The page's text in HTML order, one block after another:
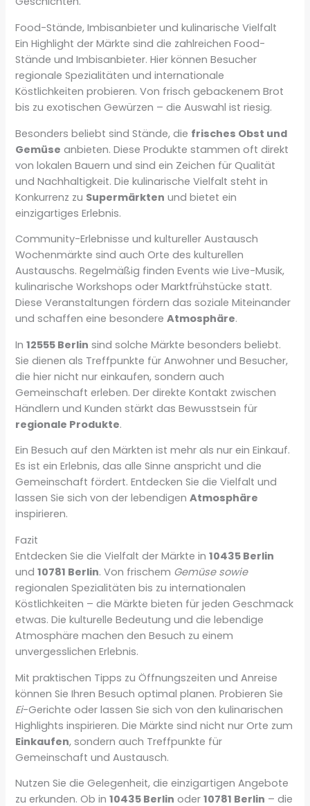
Food-Stände, Imbisanbieter und kulinarische Vielfalt
Ein Highlight der Märkte sind die zahlreichen Food-
Stände und Imbisanbieter. Hier können Besucher
regionale Spezialitäten und internationale
Köstlichkeiten probieren. Von frisch gebackenem Brot
bis zu exotischen Gewürzen – die Auswahl ist riesig.
Besonders beliebt sind Stände, die frisches Obst und
Gemüse anbieten. Diese Produkte stammen oft direkt
von lokalen Bauern und sind ein Zeichen für Qualität
und Nachhaltigkeit. Die kulinarische Vielfalt steht in
Konkurrenz zu Supermärkten und bietet ein
einzigartiges Erlebnis.
Community-Erlebnisse und kultureller Austausch
Wochenmärkte sind auch Orte des kulturellen
Austauschs. Regelmäßig finden Events wie Live-Musik,
kulinarische Workshops oder Marktfrühstücke statt.
Diese Veranstaltungen fördern das soziale Miteinander
und schaffen eine besondereAtmosphäre.
In12555 Berlin sind solche Märkte besonders beliebt.
Sie dienen als Treffpunkte für Anwohner und Besucher,
die hier nicht nur einkaufen, sondern auch
Gemeinschaft erleben. Der direkte Kontakt zwischen
Händlern und Kunden stärkt das Bewusstsein für
regionale Produkte.
Ein Besuch auf den Märkten ist mehr als nur ein Einkauf.
Es ist ein Erlebnis, das alle Sinne anspricht und die
Gemeinschaft fördert. Entdecken Sie die Vielfalt und
lassen Sie sich von der lebendigenAtmosphäre
inspirieren.
Fazit
Entdecken Sie die Vielfalt der Märkte in10435 Berlin
und10781 Berlin. Von frischem Gemüse sowie
regionalen Spezialitäten bis zu internationalen
Köstlichkeiten – die Märkte bieten für jeden Geschmack
etwas. Die kulturelle Bedeutung und die lebendige
Atmosphäre machen den Besuch zu einem
unvergesslichen Erlebnis.
Mit praktischen Tipps zu Öffnungszeiten und Anreise
können Sie Ihren Besuch optimal planen. Probieren Sie
Ei-Gerichte oder lassen Sie sich von den kulinarischen
Highlights inspirieren. Die Märkte sind nicht nur Orte zum
Einkaufen, sondern auch Treffpunkte für
Gemeinschaft und Austausch.
Nutzen Sie die Gelegenheit, die einzigartigen Angebote
zu erkunden. Ob in10435 Berlin oder10781 Berlin – die